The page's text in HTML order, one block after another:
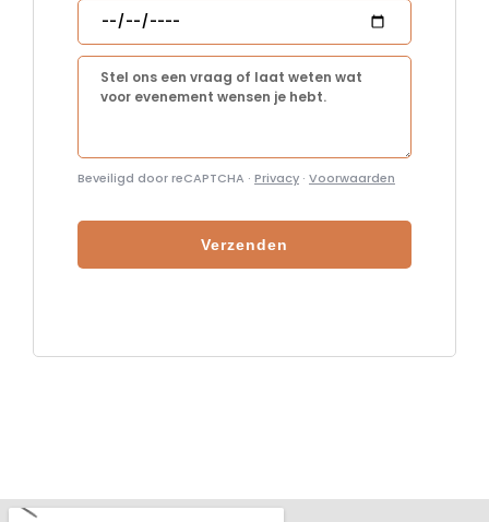
Beveiligd door reCAPTCHA · Privacy · Voorwaarden
Verzenden